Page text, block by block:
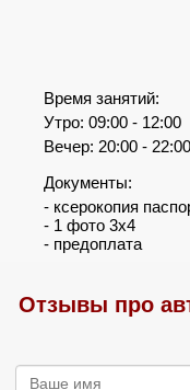
Время занятий:
Утро: 09:00 - 12:00
Вечер: 20:00 - 22:00
Документы:
- ксерокопия
- 1 фото 3х4
- предоплата
Отзывы про